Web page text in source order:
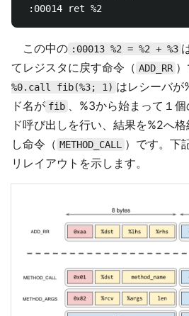
この中の :00013 %2 = %2 + %3
てレジスタに戻す命令（ ADD_RR ）
%0.call fib(%3; 1) はレシーバが
ド名が fib 、%3から始まって１
ド呼び出しを行い、結果を%2へ
し命令（ METHOD_CALL
）です。下
リレイアウトを示します。